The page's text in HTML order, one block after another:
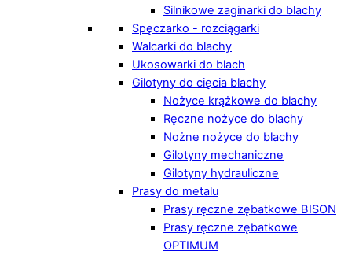
Silnikowe zaginarki do blachy
Spęczarko - rozciągarki
Walcarki do blachy
Ukosowarki do blach
Gilotyny do cięcia blachy
Nożyce krążkowe do blachy
Ręczne nożyce do blachy
Nożne nożyce do blachy
Gilotyny mechaniczne
Gilotyny hydrauliczne
Prasy do metalu
Prasy ręczne zębatkowe BISON
Prasy ręczne zębatkowe
OPTIMUM